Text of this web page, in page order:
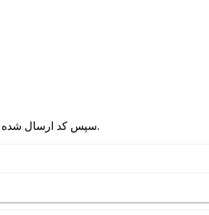
2 - سپس کد ارسال شده به شماره موبایلتان را در قسمت پایین نوشته و دکمه ورود را انتخاب کنید.